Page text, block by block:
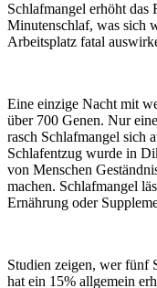
Schlafmangel erhöht
Minutenschlaf, was sich
Arbeitsplatz fatal
Eine einzige Nacht mit
über 700 Genen. Nur
rasch Schlafmangel sich
Schlafentzug wurde in
von Menschen
machen. Schlafmangel
Ernährung oder
Studien zeigen, wer fünf
hat ein 15% allgemein